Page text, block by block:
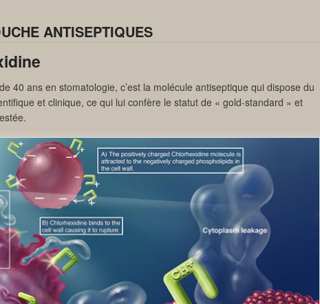
ANTISEPTIQUES
40 ans en stomatologie, c’est la molécule antiseptique qui dispose du
et clinique, ce qui lui confère le statut de « gold-standard » et